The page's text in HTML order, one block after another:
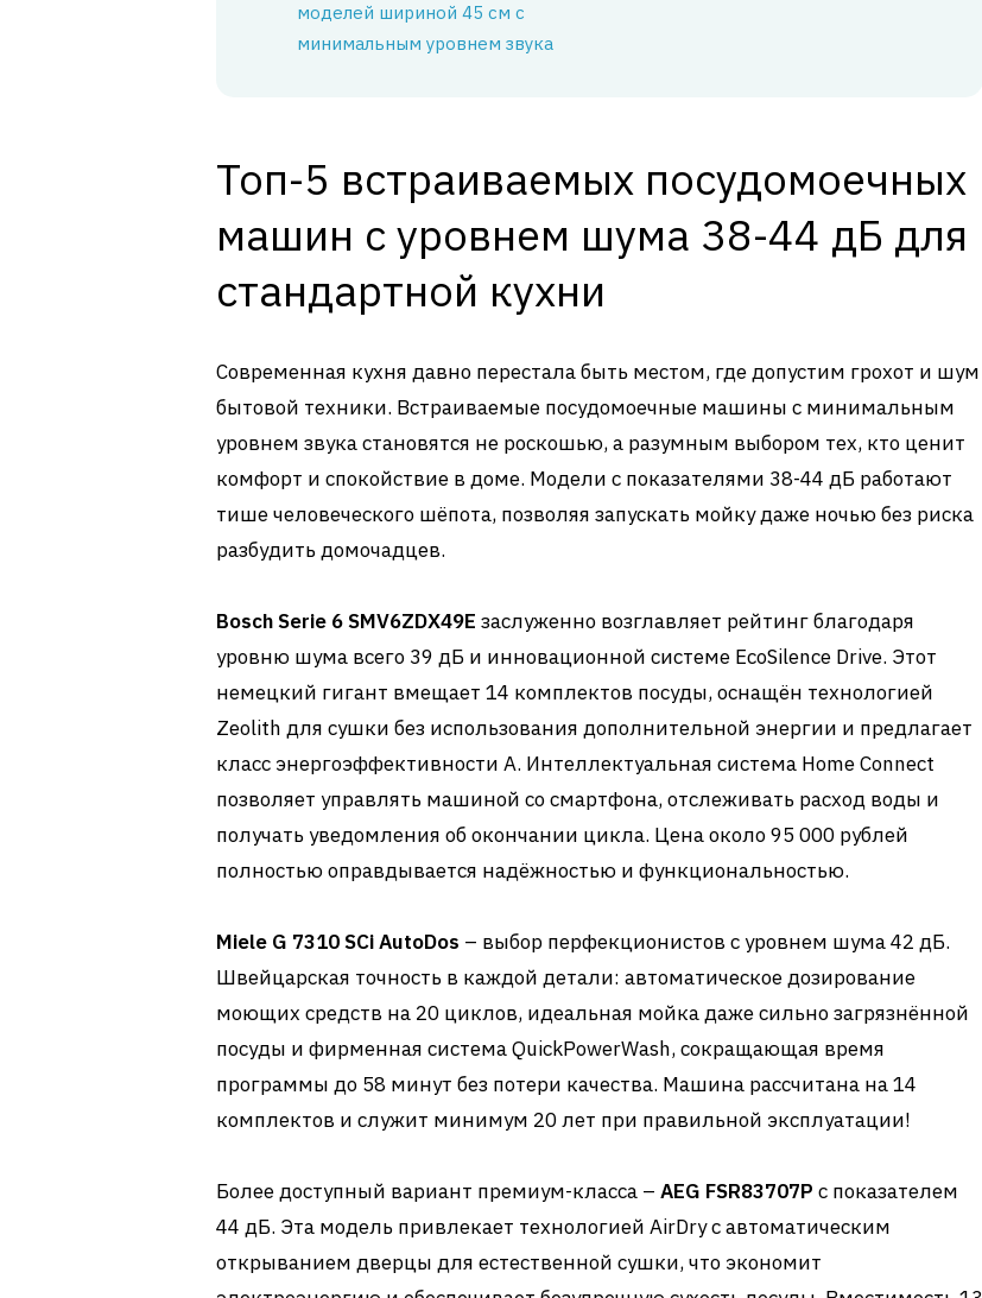
моделей шириной 45 см с
минимальным уровнем звука
Топ-5 встраиваемых посудомоечных
машин с уровнем шума 38-44 дБ для
стандартной кухни
Современная кухня давно перестала быть местом, где допустим грохот и шум
бытовой техники. Встраиваемые посудомоечные машины с минимальным
уровнем звука становятся не роскошью, а разумным выбором тех, кто ценит
комфорт и спокойствие в доме. Модели с показателями 38-44 дБ работают
тише человеческого шёпота, позволяя запускать мойку даже ночью без риска
разбудить домочадцев.
Bosch Serie 6 SMV6ZDX49E заслуженно возглавляет рейтинг благодаря
уровню шума всего 39 дБ и инновационной системе EcoSilence Drive. Этот
немецкий гигант вмещает 14 комплектов посуды, оснащён технологией
Zeolith для сушки без использования дополнительной энергии и предлагает
класс энергоэффективности А. Интеллектуальная система Home Connect
позволяет управлять машиной со смартфона, отслеживать расход воды и
получать уведомления об окончании цикла. Цена около 95 000 рублей
полностью оправдывается надёжностью и функциональностью.
Miele G 7310 SCi AutoDos – выбор перфекционистов с уровнем шума 42 дБ.
Швейцарская точность в каждой детали: автоматическое дозирование
моющих средств на 20 циклов, идеальная мойка даже сильно загрязнённой
посуды и фирменная система QuickPowerWash, сокращающая время
программы до 58 минут без потери качества. Машина рассчитана на 14
комплектов и служит минимум 20 лет при правильной эксплуатации!
Более доступный вариант премиум-класса – AEG FSR83707P с показателем
44 дБ. Эта модель привлекает технологией AirDry с автоматическим
открыванием дверцы для естественной сушки, что экономит